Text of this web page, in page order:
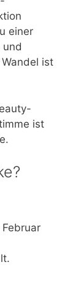
einer
und
ist
ist